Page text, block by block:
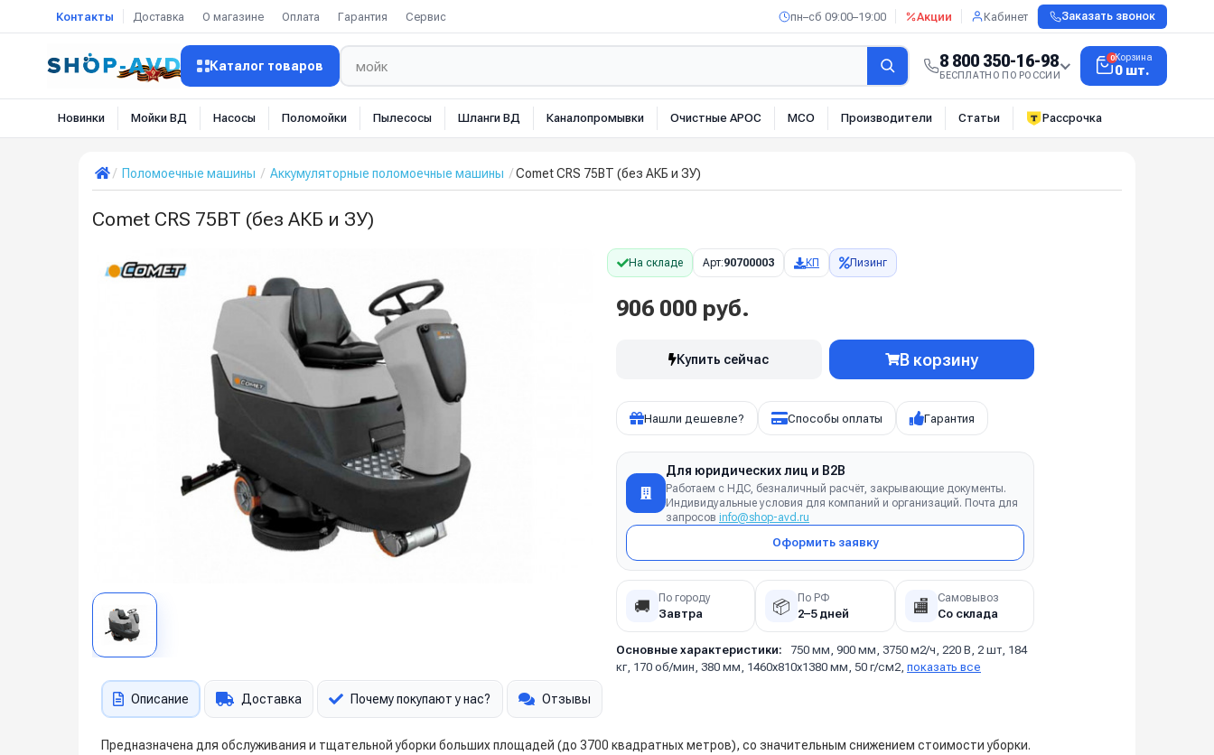
Контакты Доставка О магазине Оплата Гарантия Сервис пн–сб 09:00–19:00 Акции Кабинет Заказать звонок
Каталог товаров 8 800 350-16-98
БЕСПЛАТНО ПО РОССИИ
0Корзина
0 шт.
Новинки Мойки ВД Насосы Поломойки Пылесосы Шланги ВД Каналопромывки Очистные АРОС МСО Производители Статьи Рассрочка
Поломоечные машины Аккумуляторные поломоечные машины Comet CRS 75BT (без АКБ и ЗУ)
Comet CRS 75BT (без АКБ и ЗУ)
На складе Арт:90700003 КП Лизинг
906 000 руб.
Купить сейчас В корзину
Нашли дешевле? Способы оплаты Гарантия
Для юридических лиц и B2B
Работаем с НДС, безналичный расчёт, закрывающие документы.
Индивидуальные условия для компаний и организаций. Почта для
запросов info@shop-avd.ru
Оформить заявку
🚚 По городу
Завтра 📦 По РФ
2–5 дней 🏬 Самовывоз
Со склада
Основные характеристики:
750 мм, 900 мм, 3750 м2/ч, 220 В, 2 шт, 184
кг, 170 об/мин, 380 мм, 1460x810x1380 мм, 50 г/см2, показать все
Описание Доставка Почему покупают у нас? Отзывы
Предназначена для обслуживания и тщательной уборки больших площадей (до 3700 квадратных метров), со значительным снижением стоимости уборки.